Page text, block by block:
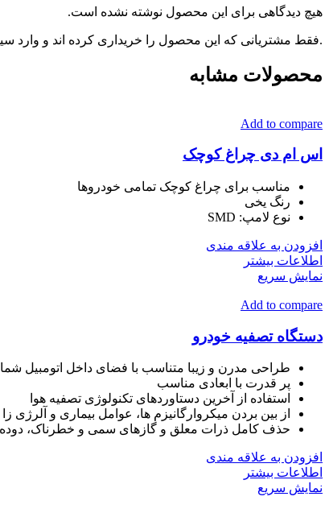
هیچ دیدگاهی برای این محصول نوشته نشده است.
.فقط مشتریانی که این محصول را خریداری کرده اند و وارد
محصولات مشابه
Add to compare
اس ام دی چراغ کوچک
مناسب برای چراغ کوچک تمامی خودروها
رنگ یخی
نوع لامپ: SMD
افزودن به علاقه مندی
اطلاعات بیشتر
نمایش سریع
Add to compare
دستگاه تصفیه خودرو
طراحی مدرن و زیبا متناسب با فضای داخل اتومبیل شما
پر قدرت با ابعادی مناسب
استفاده از آخرین دستاوردهای تکنولوژی تصفیه هوا
از بین بردن میکروارگانیزم ها، عوامل بیماری و آلرژی
حذف کامل ذرات معلق و گازهای سمی و خطرناک، دوده
افزودن به علاقه مندی
اطلاعات بیشتر
نمایش سریع